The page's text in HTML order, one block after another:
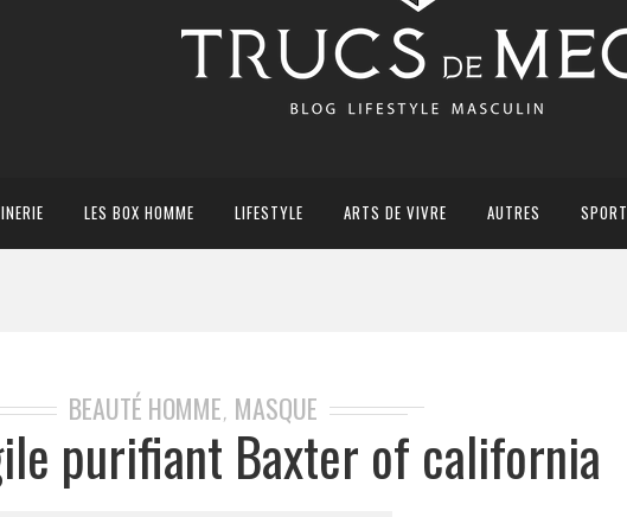
LES BOX HOMME LIFESTYLE ARTS DE VIVRE AUTRES SPORT
BEAUTÉ HOMME, MASQUE
purifiant Baxter of california